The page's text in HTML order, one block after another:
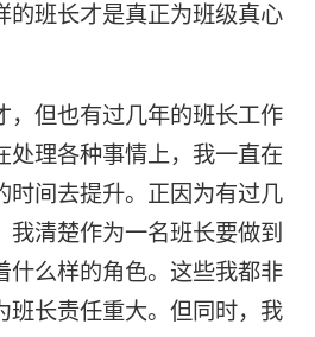
的班长才是真正为班级真心
，但也有过几年的班长工作
处理各种事情上，我一直在
时间去提升。正因为有过几
我清楚作为一名班长要做到
什么样的角色。这些我都非
班长责任重大。但同时，我